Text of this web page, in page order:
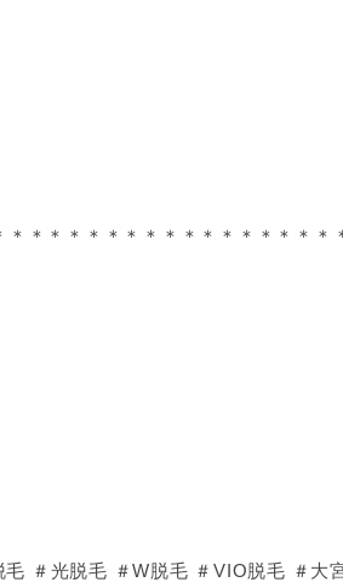
＊＊＊＊＊＊＊＊＊＊＊＊＊＊＊＊
＃光脱毛 ＃W脱毛 ＃VIO脱毛 ＃大